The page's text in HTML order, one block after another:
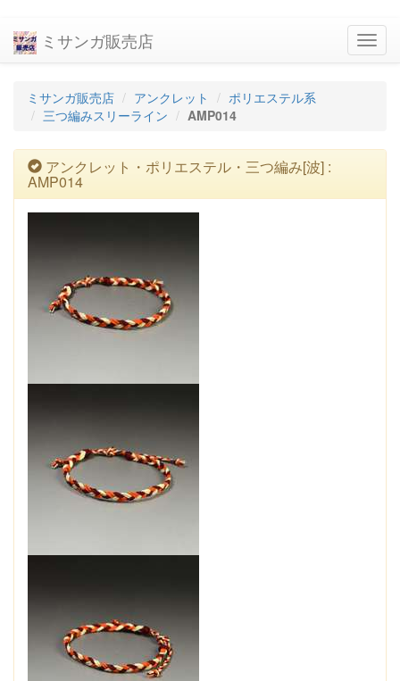
ミサンガ販売店
ミサンガ販売店 アンクレット
ポリエステル系
三つ編みスリーライン
AMP014
アンクレット・ポリエステル・三つ編み[波] :
AMP014